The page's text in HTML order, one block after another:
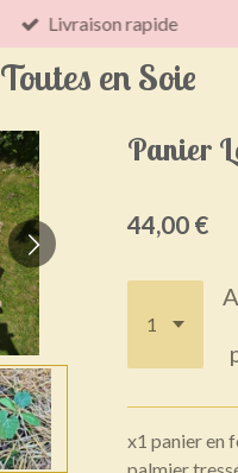
Toutes en Soie
Livraison rapide
Panier
44,00 €
x1 panier en